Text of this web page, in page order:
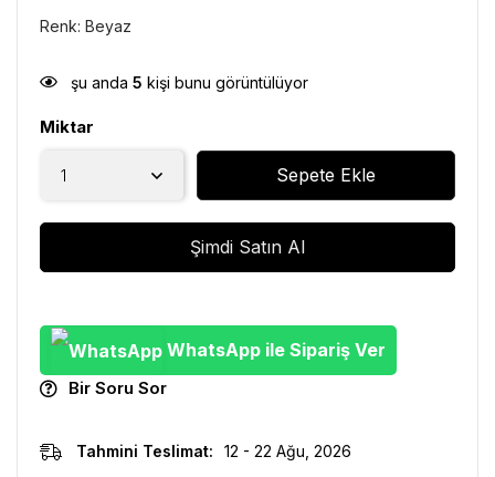
Renk: Beyaz
şu anda 5 kişi bunu görüntülüyor
Miktar
Sepete Ekle
Şimdi Satın Al
WhatsApp ile Sipariş Ver
Bir Soru Sor
Tahmini Teslimat: 12 - 22 Ağu, 2026